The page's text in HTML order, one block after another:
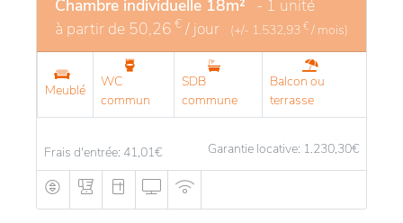
Chambre individuelle 18m² - 1 unité
à partir de 50,26 € / jour (+/- 1.532,93 € / mois)
Meublé
WC
commun
SDB
commune
Balcon ou
terrasse
Frais d'entrée: 41,01€ Garantie locative: 1.230,30€